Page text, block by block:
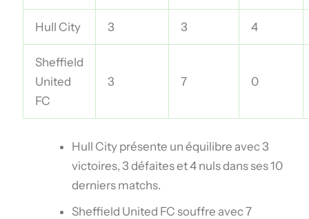
Hull City 3 3 4
Sheffield
United
FC
3 7 0
Hull City présente un équilibre avec 3
victoires, 3 défaites et 4 nuls dans ses 10
derniers matchs.
Sheffield United FC souffre avec 7